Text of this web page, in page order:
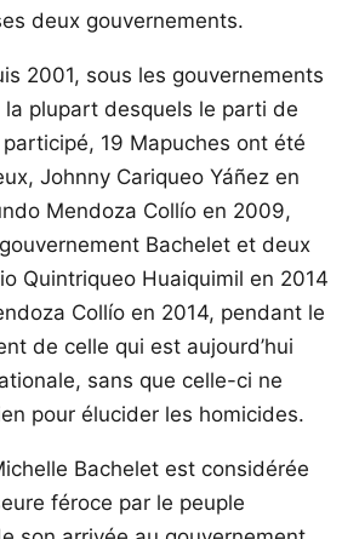
deux gouvernements.
2001, sous les gouvernements
plupart desquels le parti de
19 Mapuches ont été
Johnny Cariqueo Yáñez en
Mendoza Collío en 2009,
Bachelet et deux
Quintriqueo Huaiquimil en 2014
Collío en 2014, pendant le
de celle qui est aujourd’hui
sans que celle-ci ne
pour élucider les homicides.
Bachelet est considérée
féroce par le peuple